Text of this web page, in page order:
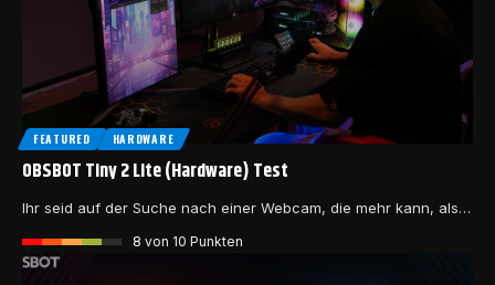
FEATURED HARDWARE
OBSBOT Tiny 2 Lite (Hardware) Test
Ihr seid auf der Suche nach einer Webcam, die mehr kann, als…
8 von 10 Punkten